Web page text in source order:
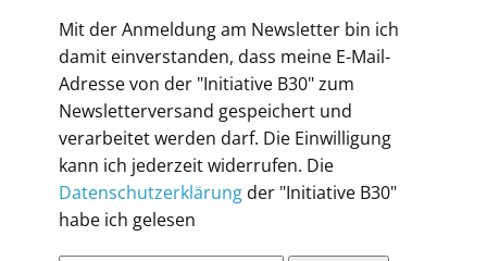
Mit der Anmeldung am Newsletter bin ich
damit einverstanden, dass meine E-Mail-
Adresse von der "Initiative B30" zum
Newsletterversand gespeichert und
verarbeitet werden darf. Die Einwilligung
kann ich jederzeit widerrufen. Die
Datenschutzerklärung der "Initiative B30"
habe ich gelesen